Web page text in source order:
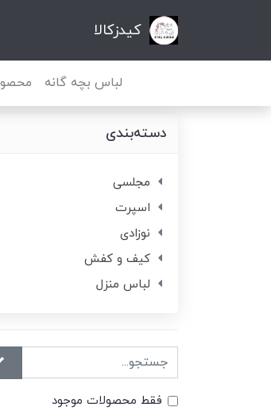
کیدزکالا
لباس بچه گانه
دسته‌بندی
مجلسی
اسپرت
نوزادی
کیف و کفش
لباس منزل
فقط محصولات موجود